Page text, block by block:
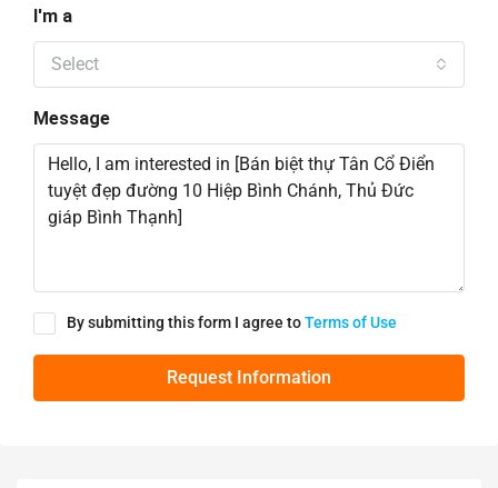
I'm a
Select
Message
By submitting this form I agree toTerms of Use
Request Information